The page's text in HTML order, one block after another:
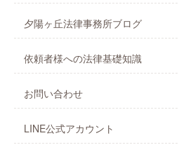
夕陽ヶ丘法律事務所ブログ
依頼者様への法律基礎知識
お問い合わせ
LINE公式アカウント